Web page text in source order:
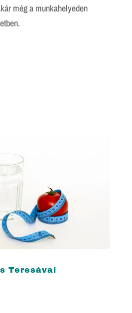
még a munkahelyeden
Teresával